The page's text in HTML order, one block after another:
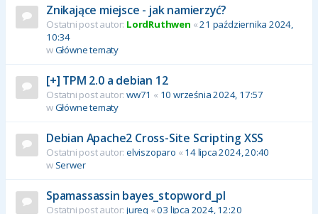
Znikające miejsce - jak namierzyć?
Ostatni post autor: LordRuthwen «21 października 2024,
10:34
wGłówne tematy
[+] TPM 2.0 a debian 12
Ostatni post autor: ww71 « 10 września 2024, 17:57
wGłówne tematy
Debian Apache2 Cross-Site Scripting XSS
Ostatni post autor: elviszoparo « 14 lipca 2024, 20:40
w Serwer
Spamassassin bayes_stopword_pl
Ostatni post autor: jureq «03 lipca 2024, 12:20